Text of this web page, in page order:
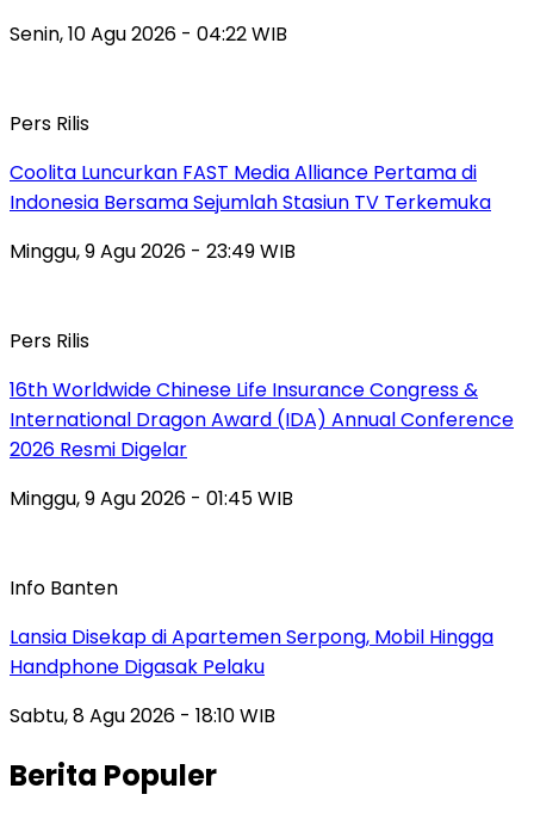
Senin, 10 Agu 2026 - 04:22 WIB
Pers Rilis
Coolita Luncurkan FAST Media Alliance Pertama di
Indonesia Bersama Sejumlah Stasiun TV Terkemuka
Minggu, 9 Agu 2026 - 23:49 WIB
Pers Rilis
16th Worldwide Chinese Life Insurance Congress &
International Dragon Award (IDA) Annual Conference
2026 Resmi Digelar
Minggu, 9 Agu 2026 - 01:45 WIB
Info Banten
Lansia Disekap di Apartemen Serpong, Mobil Hingga
Handphone Digasak Pelaku
Sabtu, 8 Agu 2026 - 18:10 WIB
Berita Populer